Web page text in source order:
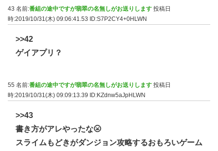
43 名前:番組の途中ですが翡翠の名無しがお送りします 投稿日
時:2019/10/31(木) 09:06:41.53
ID:S7P2CY4+0HLWN
>>42
ゲイアプリ？
55 名前:番組の途中ですが翡翠の名無しがお送りします 投稿日
時:2019/10/31(木) 09:09:13.39 ID:KZdnw5aJpHLWN
>>43
書き方がアレやったな🌝
スライムもどきがダンジョン攻略するおもろいゲーム